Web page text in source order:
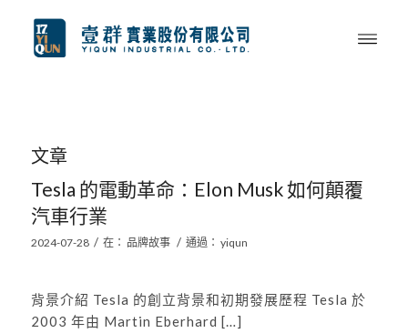
文章
Tesla 的電動革命：Elon Musk 如何顛覆
汽車行業
2024-07-28 / 在： 品牌故事 / 通過： yiqun
背景介紹 Tesla 的創立背景和初期發展歷程 Tesla 於
2003 年由 Martin Eberhard […]